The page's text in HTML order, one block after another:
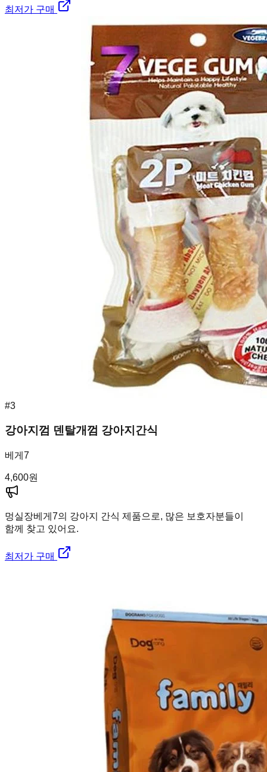
최저가 구매
#3
강아지껌 덴탈개껌 강아지간식
베게7
4,600원
멍실장베게7의 강아지 간식 제품으로, 많은 보호자분들이
함께 찾고 있어요.
최저가 구매